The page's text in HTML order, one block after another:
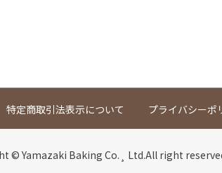
特定商取引法表示について プライバシーポ
© Yamazaki Baking Co.¸ Ltd.All right